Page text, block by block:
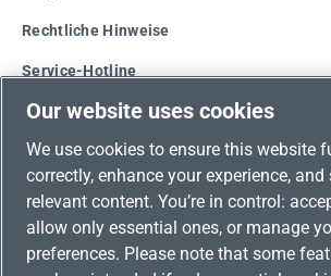
Service-Hotline
Rechtliche Hinweise
Unsere Vorteile
Versandarten
Zahlungsarten
Adresse
Our website uses cookies
We use cookies to ensure this website
correctly, enhance your experience, and
relevant content. You’re in control:
allow only essential ones, or manage
preferences. Please note that some